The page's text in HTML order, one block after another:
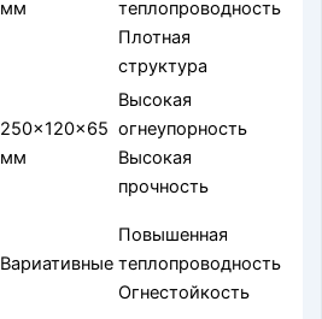
мм
теплопроводность
Плотная
структура
250x120x65
мм
Высокая
огнеупорность
Высокая
прочность
Вариативные
Повышенная
теплопроводность
Огнестойкость